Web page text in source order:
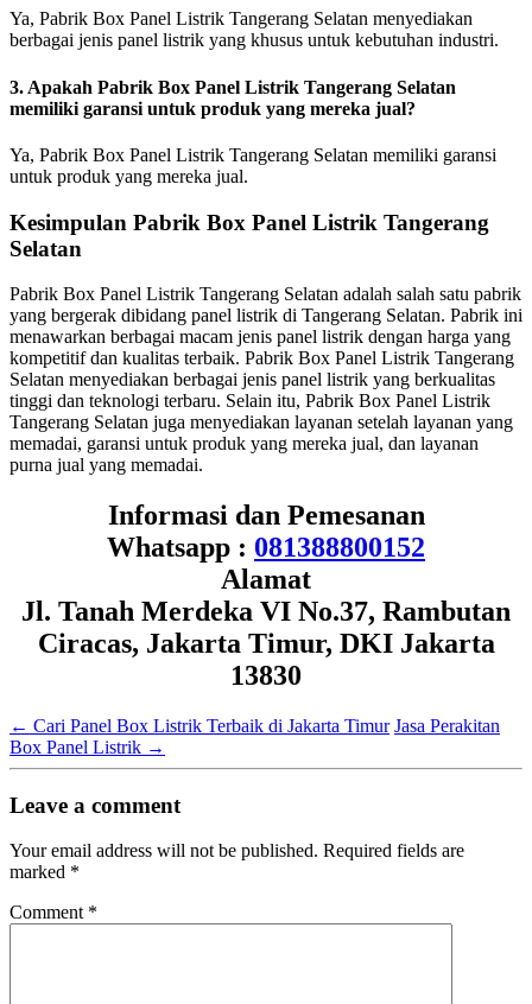
Ya, Pabrik Box Panel Listrik Tangerang Selatan menyediakan
berbagai jenis panel listrik yang khusus untuk kebutuhan industri.
3. Apakah Pabrik Box Panel Listrik Tangerang Selatan
memiliki garansi untuk produk yang mereka jual?
Ya, Pabrik Box Panel Listrik Tangerang Selatan memiliki garansi
untuk produk yang mereka jual.
Kesimpulan Pabrik Box Panel Listrik Tangerang
Selatan
Pabrik Box Panel Listrik Tangerang Selatan adalah salah satu pabrik
yang bergerak dibidang panel listrik di Tangerang Selatan. Pabrik ini
menawarkan berbagai macam jenis panel listrik dengan harga yang
kompetitif dan kualitas terbaik. Pabrik Box Panel Listrik Tangerang
Selatan menyediakan berbagai jenis panel listrik yang berkualitas
tinggi dan teknologi terbaru. Selain itu, Pabrik Box Panel Listrik
Tangerang Selatan juga menyediakan layanan setelah layanan yang
memadai, garansi untuk produk yang mereka jual, dan layanan
purna jual yang memadai.
Informasi dan Pemesanan
Whatsapp : 081388800152
Alamat
Jl. Tanah Merdeka VI No.37, Rambutan
Ciracas, Jakarta Timur, DKI Jakarta
13830
← Cari Panel Box Listrik Terbaik di Jakarta Timur Jasa Perakitan
Box Panel Listrik →
Leave a comment
Your email address will not be published. Required fields are
marked *
Comment *